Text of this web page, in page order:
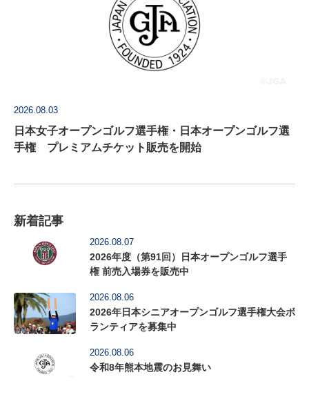
2026.08.03
日本女子オープンゴルフ選手権・日本オープンゴルフ選
手権 プレミアムチケット販売を開始
新着記事
2026.08.07
2026年度（第91回）日本オープンゴルフ選手
権 前売入場券を販売中
2026.08.06
2026年日本シニアオープンゴルフ選手権大会ボ
ランティアを募集中
2026.08.06
令和8年熊本地震のお見舞い